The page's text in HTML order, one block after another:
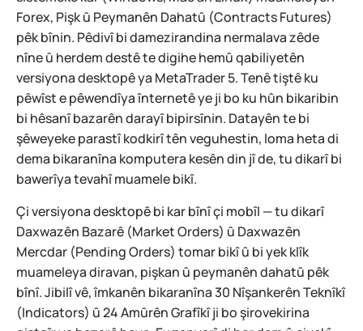
Forex, Pişk û Peymanên Dahatû (Contracts Futures)
pêk bînin. Pêdivî bi damezirandina nermalava zêde
nîne û herdem destê te digihe hemû qabiliyetên
versiyona desktopê ya MetaTrader 5. Tenê tiştê ku
pêwîst e pêwendîya înternetê ye ji bo ku hûn bikaribin
bi hêsanî bazarên darayî bipirsînin. Datayên te bi
şêweyeke parastî kodkirî tên veguhestin, loma heta di
dema bikaranîna komputera kesên din jî de, tu dikarî bi
bawerîya tevahî muamele bikî.
Çi versiyona desktopê bi kar bînî çi mobîl — tu dikarî
Daxwazên Bazarê (Market Orders) û Daxwazên
Mercdar (Pending Orders) tomar bikî û bi yek klîk
muameleya diravan, pişkan û peymanên dahatû pêk
bînî. Jibilî vê, îmkanên bikaranîna 30 Nîşankerên Teknîkî
(Indicators) û 24 Amûrên Grafîkî ji bo şirovekirina